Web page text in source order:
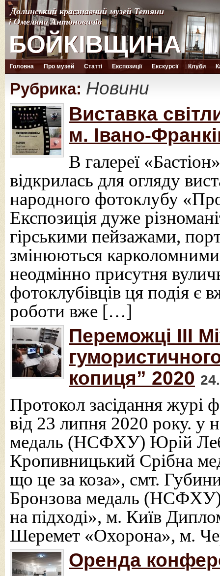
Долинський краєзнавчий музей Тетяни
і Омеляна Антоновичів
БОЙКІВЩИНА
Долинський краєзнавчий музей Тетяни
і Омеляна Антоновичів
БОЙКІВЩИНА
Головна Про музей Статті Експозиції Екскурсії Клуби
Рубрика: Новини
Виставка
м. Івано-
В галереї
відкрилась для огляду
народного фотоклубу
Експозиція дуже
гірськими пейзажами,
змінюються
неодмінно присутня
фотоклубівців ця подія є
роботи вже […]
Переможці ІІІ
копиця” 2020
Протокол засідання журі
від 23 липня 2020 року.
медаль (НСФХУ) Юрій
Кропивницький Срібна
що це за коза», смт.
Бронзова медаль (НСФХУ)
на підході», м. Київ
Шеремет «Охорона», м.
Оренда